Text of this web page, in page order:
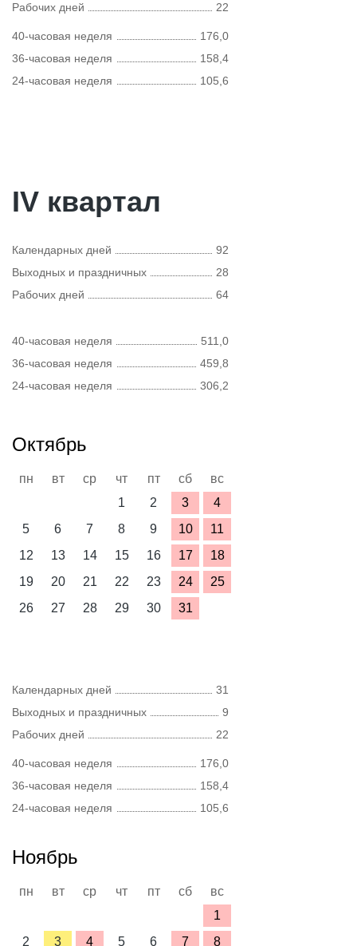
Рабочих дней
22
40-часовая неделя
176,0
36-часовая неделя
158,4
24-часовая неделя
105,6
IV квартал
Календарных дней
92
Выходных и праздничных
28
Рабочих дней
64
40-часовая неделя
511,0
36-часовая неделя
459,8
24-часовая неделя
306,2
Октябрь
пн вт ср чт пт сб
вс
1
2 3
4
5
6 7 8 9 10
11
12
13 14 15 16 17
18
19
20 21 22 23 24
25
26
27 28 29 30 31
Календарных дней
31
Выходных и праздничных
9
Рабочих дней
22
40-часовая неделя
176,0
36-часовая неделя
158,4
24-часовая неделя
105,6
Ноябрь
пн вт ср чт пт сб
вс
1
2
3 4 5 6 7 8